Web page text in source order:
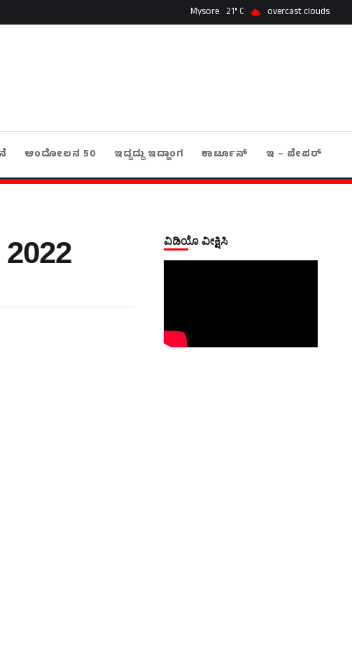
Mysore 21 overcast clouds
ಆಂದೋಲನ 50 ಇದ್ದದ್ದು ಇದ್ಹಾಂಗ ಕಾರ್ಟೂನ್ ಇ – ಪೇಪರ್
ವಿಡಿಯೊ ವೀಕ್ಷಿಸಿ